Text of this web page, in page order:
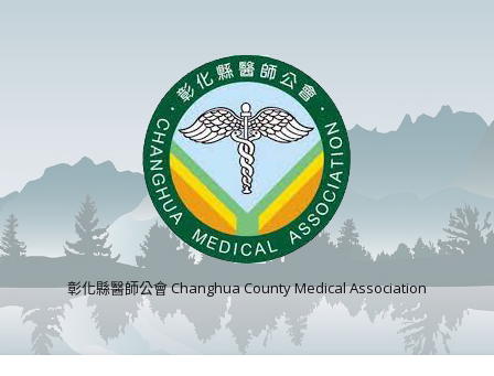
彰化縣醫師公會 Changhua County Medical Association